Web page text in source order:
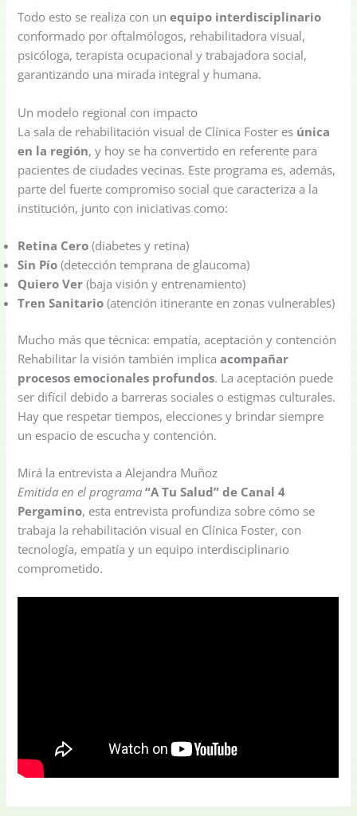
Todo esto se realiza con unequipo interdisciplinario
conformado por oftalmólogos, rehabilitadora visual,
psicóloga, terapista ocupacional y trabajadora social,
garantizando una mirada integral y humana.
Un modelo regional con impacto
La sala de rehabilitación visual de Clínica Foster es única
en la región, y hoy se ha convertido en referente para
pacientes de ciudades vecinas. Este programa es, además,
parte del fuerte compromiso social que caracteriza a la
institución, junto con iniciativas como:
Retina Cero (diabetes y retina)
Sin Pío (detección temprana de glaucoma)
Quiero Ver (baja visión y entrenamiento)
Tren Sanitario (atención itinerante en zonas vulnerables)
Mucho más que técnica: empatía, aceptación y contención
Rehabilitar la visión también implicaacompañar
procesos emocionales profundos. La aceptación puede
ser difícil debido a barreras sociales o estigmas culturales.
Hay que respetar tiempos, elecciones y brindar siempre
un espacio de escucha y contención.
Mirá la entrevista a Alejandra Muñoz
Emitida en el programa “A Tu Salud” de Canal 4
Pergamino, esta entrevista profundiza sobre cómo se
trabaja la rehabilitación visual en Clínica Foster, con
tecnología, empatía y un equipo interdisciplinario
comprometido.